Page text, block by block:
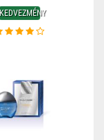
KEDVEZMÉNY